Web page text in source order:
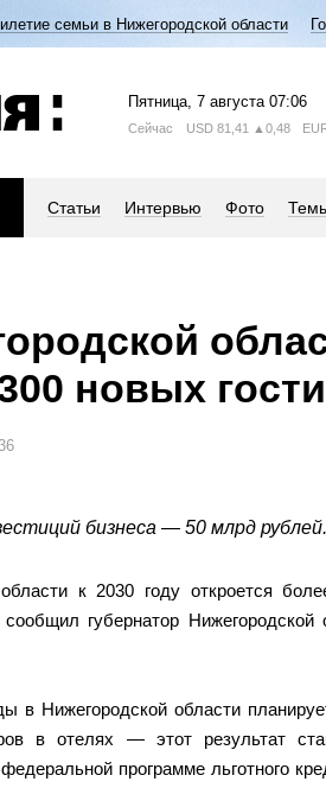
семьи в Нижегородской области
Пятница, 7 августа 07:06
Сейчас USD 81,41 ▲0,48
Статьи Интервью Фото
новых
бизнеса — 50 млрд рублей.
к 2030 году откроется
губернатор Нижегородской
в Нижегородской области
в отелях — этот результат
программе льготного